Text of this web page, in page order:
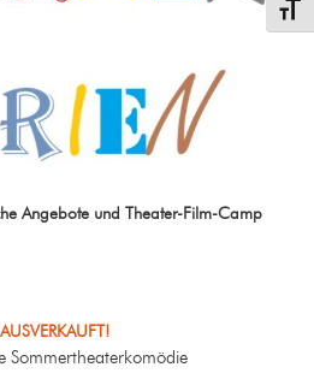
Angebote und Theater-Film-Camp
Sommertheaterkomödie